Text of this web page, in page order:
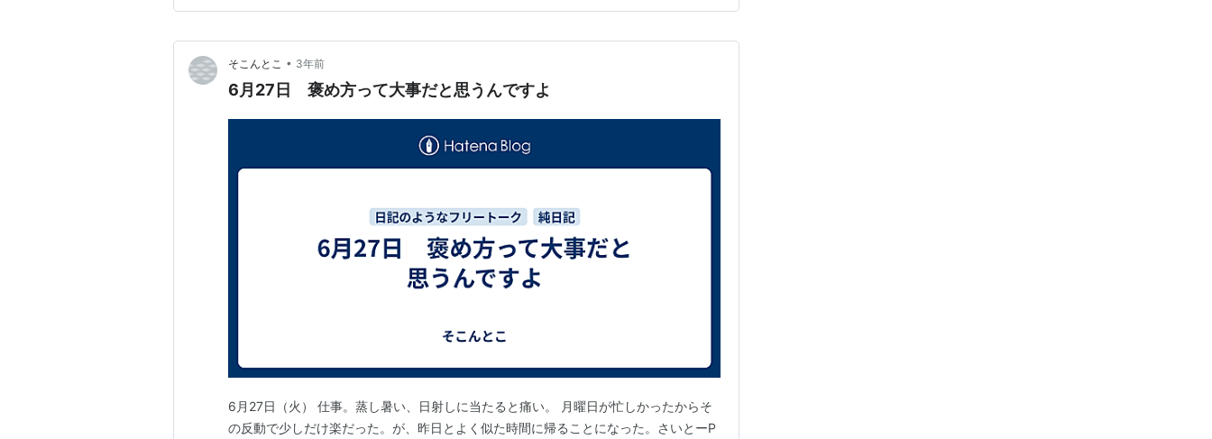
そこんとこ • 3年前
6月27日 褒め方って大事だと思うんですよ
6月27日（火） 仕事。蒸し暑い、日射しに当たると痛い。 月曜日が忙しかったからそ
の反動で少しだけ楽だった。が、昨日とよく似た時間に帰ることになった。さいとーP